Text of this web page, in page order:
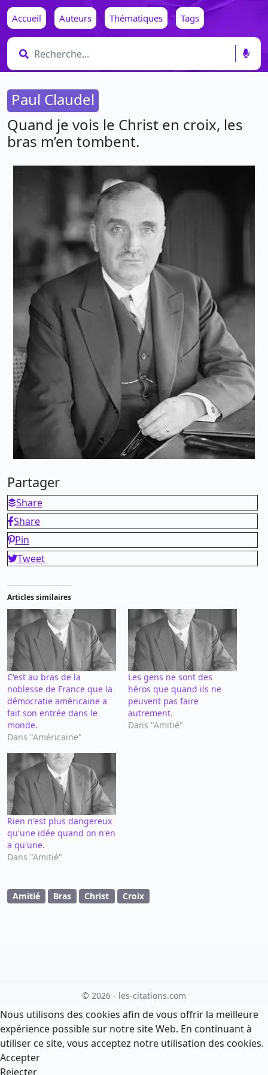
Accueil Auteurs Thématiques Tags
Paul Claudel
Quand je vois le Christ en croix, les
bras m’en tombent.
Partager
Share
Share
Pin
Tweet
Articles similaires
C'est au bras de la
noblesse de France que la
démocratie américaine a
fait son entrée dans le
monde.
Dans "Américaine"
Les gens ne sont des
héros que quand ils ne
peuvent pas faire
autrement.
Dans "Amitié"
Rien n'est plus dangereux
qu'une idée quand on n'en
a qu'une.
Dans "Amitié"
Amitié Bras Christ Croix
© 2026 - les-citations.com
Nous utilisons des cookies afin de vous offrir la meilleure
expérience possible sur notre site Web. En continuant à
utiliser ce site, vous acceptez notre utilisation des cookies.
Accepter
Rejecter